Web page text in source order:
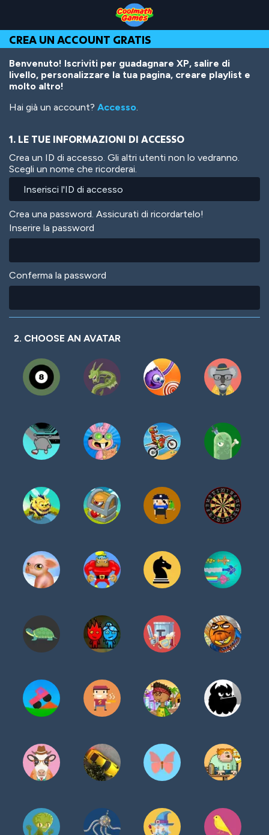
Top
of
Page
Navigation
Main
Content
Footer
contenuto
principale
CREA UN ACCOUNT GRATIS
Benvenuto! Iscriviti per guadagnare XP, salire di
livello, personalizzare la tua pagina, creare playlist e
molto altro!
Hai già un account? Accesso.
1. LE TUE INFORMAZIONI DI ACCESSO
Crea un ID di accesso. Gli altri utenti non lo vedranno.
Scegli un nome che ricorderai.
Crea una password. Assicurati di ricordartelo!
Inserire la password
Conferma la password
2. CHOOSE AN AVATAR